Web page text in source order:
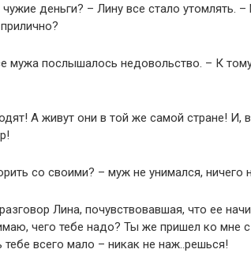
деньги? – Лину все стало утомлять.
мужа послышалось недовольство. – К
А живут они в той же самой стране! И,
со своими? – муж не унимался, ничего
Лина, почувствовавшая, что ее
чего тебе надо? Ты же пришел ко мне
тебе всего мало – никак не наж..решься!